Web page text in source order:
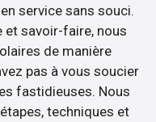
service sans souci.
et savoir-faire, nous
de manière
pas à vous soucier
fastidieuses. Nous
techniques et